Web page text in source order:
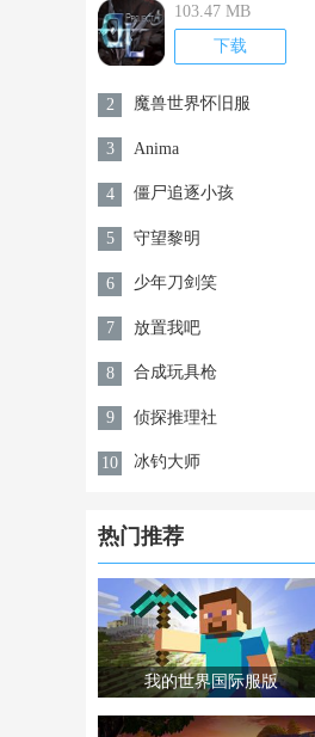
103.47 MB
下载
2 魔兽世界怀旧服
3 Anima
4 僵尸追逐小孩
5 守望黎明
6 少年刀剑笑
7 放置我吧
8 合成玩具枪
9 侦探推理社
10 冰钓大师
热门推荐
我的世界国际服版